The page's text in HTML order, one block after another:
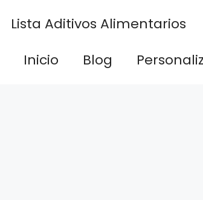
Lista Aditivos Alimentarios
Inicio Blog